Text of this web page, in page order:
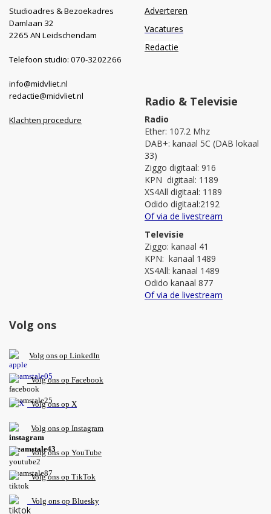
Studioadres & Bezoekadres
Damlaan 32
2265 AN Leidschendam
Telefoon studio: 070-3202266
info@midvliet.nl
redactie@midvliet.nl
Klachten procedure
Adverteren
Vacatures
Redactie
Radio & Televisie
Radio
Ether: 107.2 Mhz
DAB+: kanaal 5C (DAB lokaal
33)
Ziggo digitaal: 916
KPN digitaal: 1189
XS4All digitaal: 1189
Odido digitaal:2192
Of via de livestream
Televisie
Ziggo: kanaal 41
KPN: kanaal 1489
XS4All: kanaal 1489
Odido kanaal 877
Of via de livestream
Volg ons
Volg ons op LinkedIn
Volg ons op Facebook
Volg ons op X
Volg ons op Instagram
Volgons op YouTube
Volg ons op TikTok
Volg ons op Bluesky